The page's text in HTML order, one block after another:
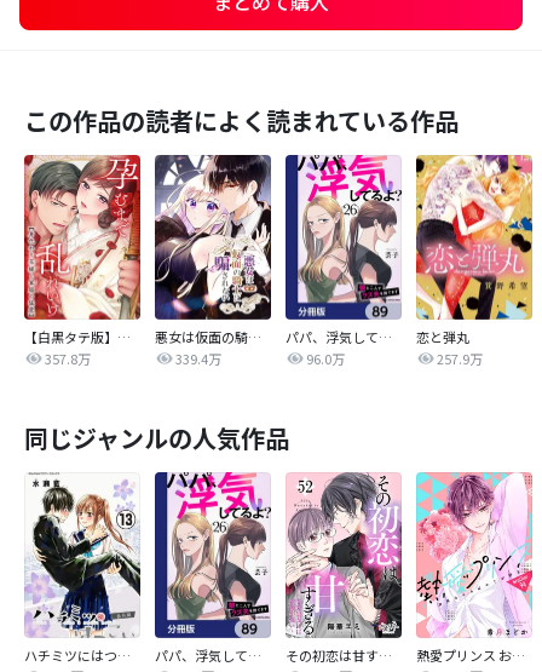
この作品の読者によく読まれている作品
【白黒タテ版】孕むまで乱れいけ～身代わり花嫁と軍服の猛愛
357.8万
悪女は仮面の騎士に騙されない
339.4万
パパ、浮気してるよ？娘と二人でクズ夫を捨てます【分冊版】
96.0万
恋と弾丸
257.9万
同じジャンルの人気作品
ハチミツにはつこい
パパ、浮気してるよ？娘と二人でクズ夫を捨てます【分冊版】
その初恋は甘すぎる～恋愛処女には刺激が強い～
熱愛プリンス お兄ちゃんはキミが好き